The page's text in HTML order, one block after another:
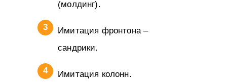
(молдинг).
Имитация фронтона –
сандрики.
Имитация колонн.